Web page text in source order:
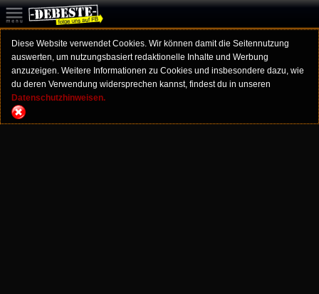
Diese Website verwendet Cookies. Wir können damit die Seitennutzung
auswerten, um nutzungsbasiert redaktionelle Inhalte und Werbung
anzuzeigen. Weitere Informationen zu Cookies und insbesondere dazu, wie
du deren Verwendung widersprechen kannst, findest du in unseren
Datenschutzhinweisen.